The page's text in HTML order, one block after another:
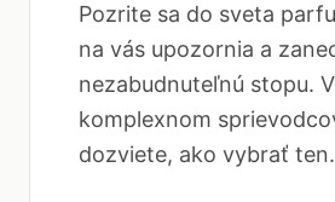
Pozrite sa do sveta
na vás upozornia a
nezabudnuteľnú stopu.
komplexnom
dozviete, ako vybrať